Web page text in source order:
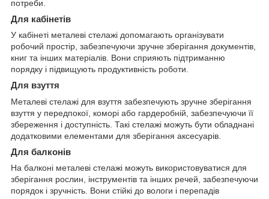
потреби.
Для кабінетів
У кабінеті металеві стелажі допомагають організувати
робочий простір, забезпечуючи зручне зберігання документів,
книг та інших матеріалів. Вони сприяють підтриманню
порядку і підвищують продуктивність роботи.
Для взуття
Металеві стелажі для взуття забезпечують зручне зберігання
взуття у передпокої, коморі або гардеробній, забезпечуючи її
збереження і доступність. Такі стелажі можуть бути обладнані
додатковими елементами для зберігання аксесуарів.
Для балконів
На балконі металеві стелажі можуть використовуватися для
зберігання рослин, інструментів та інших речей, забезпечуючи
порядок і зручність. Вони стійкі до вологи і перепадів